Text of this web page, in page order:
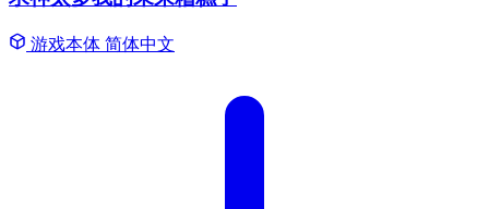
游戏本体 简体中文